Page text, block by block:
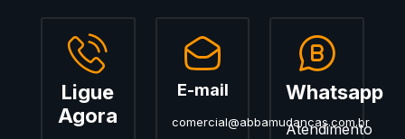
Ligue
Agora
E-mail
comercial@abbamudancas.com.br
Whatsapp
Atendimento